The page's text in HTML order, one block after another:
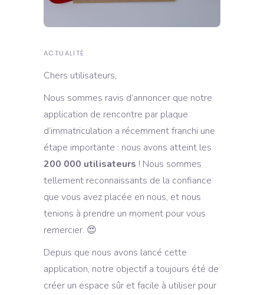
ACTUALITÉ
Chers utilisateurs,
Nous sommes ravis d’annoncer que notre
application de rencontre par plaque
d’immatriculation a récemment franchi une
étape importante : nous avons atteint les
200 000 utilisateurs ! Nous sommes
tellement reconnaissants de la confiance
que vous avez placée en nous, et nous
tenions à prendre un moment pour vous
remercier. 😍
Depuis que nous avons lancé cette
application, notre objectif a toujours été de
créer un espace sûr et facile à utiliser pour